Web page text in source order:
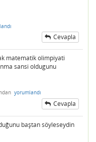
Cevapla
matematik olimpiyati
sansi oldugunu
yorumlandı
Cevapla
baştan söyleseydin